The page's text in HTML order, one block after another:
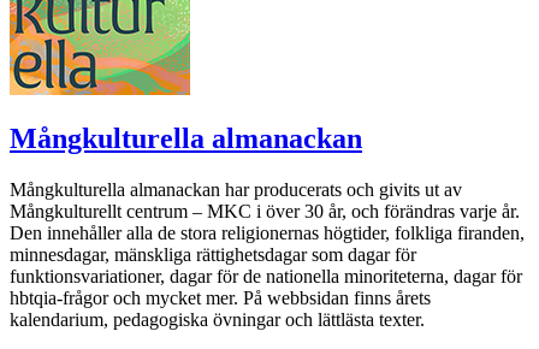
Mångkulturella almanackan
Mångkulturella almanackan har producerats och givits ut av
Mångkulturellt centrum – MKC i över 30 år, och förändras varje år.
Den innehåller alla de stora religionernas högtider, folkliga firanden,
minnesdagar, mänskliga rättighetsdagar som dagar för
funktionsvariationer, dagar för de nationella minoriteterna, dagar för
hbtqia-frågor och mycket mer. På webbsidan finns årets
kalendarium, pedagogiska övningar och lättlästa texter.